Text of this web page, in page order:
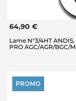
64,90 €
Lame N°3/4HT
PRO AGC/AGR/BGC/
PROMO